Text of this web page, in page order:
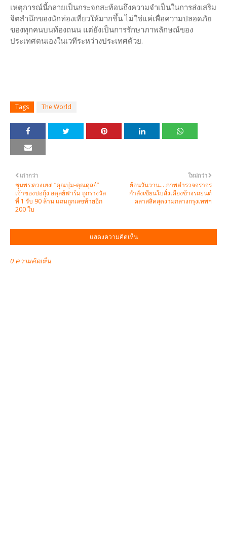
เหตุการณ์นี้กลายเป็นกระจกสะท้อนถึงความจำเป็นในการส่งเสริม
จิตสำนึกของนักท่องเที่ยวให้มากขึ้น ไม่ใช่แค่เพื่อความปลอดภัย
ของทุกคนบนท้องถนน แต่ยังเป็นการรักษาภาพลักษณ์ของ
ประเทศตนเองในเวทีระหว่างประเทศด้วย.
Tags The World
ใหม่กว่า
ย้อนวันวาน… ภาพตำรวจจราจร
กำลังเขียนใบสั่งเคียงข้างรถยนต์
คลาสสิคสุดงามกลางกรุงเทพฯ
เก่ากว่า
ชุมพร:ดวงเฮง! “คุณบุ๋ม-คุณดุลย์”
เจ้าของบ่อกุ้ง อดุลย์ฟาร์ม ถูกรางวัล
ที่ 1 รับ 90 ล้าน แถมถูกเลขท้ายอีก
200 ใบ
แสดงความคิดเห็น
0 ความคิดเห็น